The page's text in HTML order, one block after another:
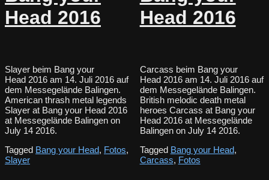
Head 2016
Slayer beim Bang your
Head 2016 am 14. Juli 2016 auf
dem Messegelände Balingen.
American thrash metal legends
Slayer at Bang your Head 2016
at Messegelände Balingen on
July 14 2016.
Tagged Bang your Head, Fotos,
Slayer
Head 2016
Carcass beim Bang your
Head 2016 am 14. Juli 2016 auf
dem Messegelände Balingen.
British melodic death metal
heroes Carcass at Bang your
Head 2016 at Messegelände
Balingen on July 14 2016.
Tagged Bang your Head,
Carcass, Fotos